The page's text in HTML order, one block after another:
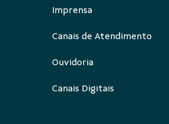
Imprensa
Canais de Atendimento
Ouvidoria
Canais Digitais